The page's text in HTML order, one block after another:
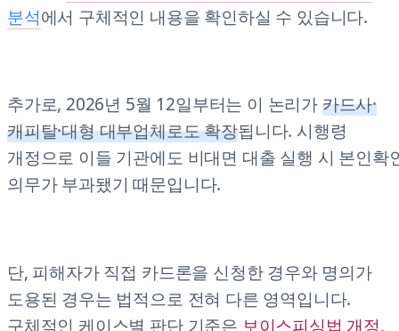
분석에서 구체적인 내용을 확인하실 수 있습니다.
추가로, 2026년 5월 12일부터는 이 논리가카드사·
캐피탈·대형 대부업체로도 확장됩니다. 시행령
개정으로 이들 기관에도 비대면 대출 실행 시 본인확
의무가 부과됐기 때문입니다.
단, 피해자가 직접 카드론을 신청한 경우와 명의가
도용된 경우는 법적으로 전혀 다른 영역입니다.
구체적인 케이스별 판단 기준은 보이스피싱법 개정,